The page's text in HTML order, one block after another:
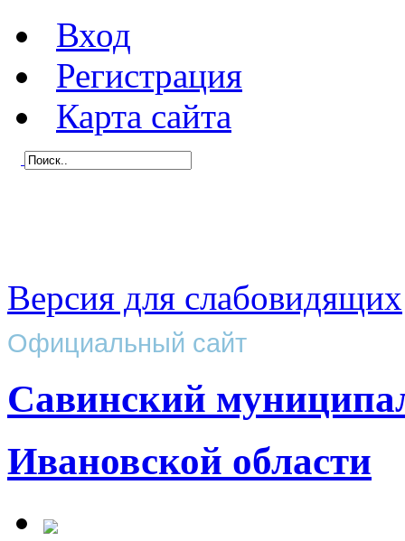
Вход
Регистрация
Карта сайта
Версия для слабовидящих
Официальный сайт
Савинский
Ивановской области